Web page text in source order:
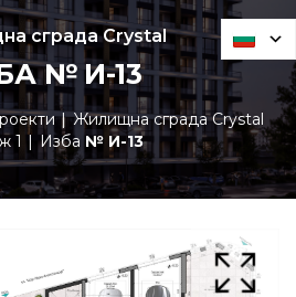
сграда Crystal
№ И-13
Жилищна сграда Crystal
1
Изба № И-13